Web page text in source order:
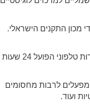
התקנים הישראלי.
חברת שערים מפעילה מערך שירות הכולל צוותים טכניים מקצועיים ומנוסים ומוקד שירות טלפוני הפועל 24 שעות
לרבות מחסומים
ועוד.